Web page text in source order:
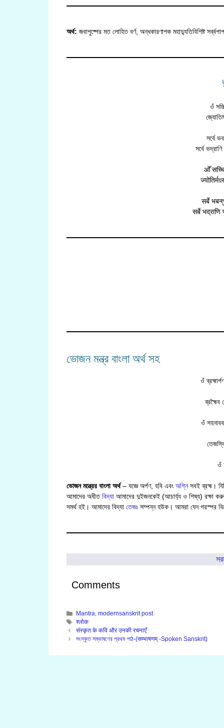
অর্থ: জবাপুষ্পের মত লোহিত বর্ণ, অন্ধকারণাশক মহাদ্যুতিবিশিষ্ট
ওঁ
সর্বে
সর্বে
ओँ
सर्बे
सर्बे
ভোজন মন্ত্র বাংলা অর্থ সহ
ওঁ
ব্রহ্মৈব
ওঁ
ওঁ
ভোজন মন্ত্রের বাংলা অর্থ– যজ্ঞে অর্পণ, হবি এবং অগ্নিসবই ব্রহ্ম।
আমাদের অধীতবিদ্যা আমাদের দুইজনকেই (আচার্য্য ও শিষ্য) রক্ষা
সমর্থ হই। আমাদের বিদ্যা তেজঃ সম্পন্ন হউক। আমরা যেন পরস্পর
Comments
Categories
Mantra,modernsanskrit post
Tags
श्लोक
संस्कृत के कवि और उनकी रचनाएँ
সংস্কৃত সম্ভাষণের প্রথম পাঠ-(सम्भाषणम् -Spoken Sanskrit)